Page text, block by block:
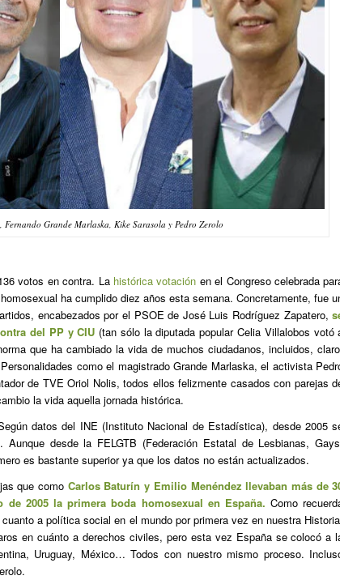
Grande Marlaska, Kike Sarasola y Pedro Zerolo
votos en contra. La histórica votación en el Congreso celebrada
ha cumplido diez años esta semana. Concretamente, fue
encabezados por el PSOE de José Luis Rodríguez Zapatero,
del PP y CIU (tan sólo la diputada popular Celia Villalobos votó
que ha cambiado la vida de muchos ciudadanos, incluidos,
como el magistrado Grande Marlaska, el activista
de TVE Oriol Nolis, todos ellos felizmente casados con parejas
la vida aquella jornada histórica.
datos del INE (Instituto Nacional de Estadística), desde 2005
desde la FELGTB (Federación Estatal de Lesbianas,
es bastante superior ya que los datos no están actualizados.
que como Carlos Baturín y Emilio Menéndez llevaban más de
2005 la primera boda homosexual en España. Como
a política social en el mundo por primera vez en nuestra
en cuánto a derechos civiles, pero esta vez España se colocó a
Uruguay, México… Todos con nuestro mismo proceso.